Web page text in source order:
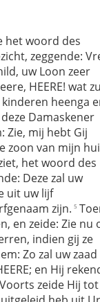
het woord des
zeggende:
uw Loon zeer
HEERE! wat
heenga
Damaskener
Zie, mij hebt Gij
zoon van mijn
het woord des
Deze zal uw
uit uw lijf
zijn. 5
en zeide: Zie nu
indien gij ze
Zo zal uw zaad
en Hij
Voorts zeide Hij tot